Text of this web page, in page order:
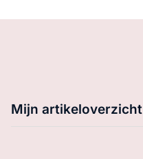
Mijn artikeloverzicht